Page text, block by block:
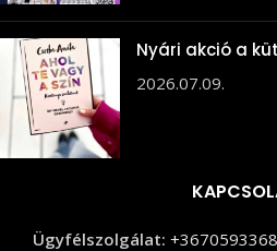
Nyári akció a
2026.07.09.
Ügyfélszolgálat: